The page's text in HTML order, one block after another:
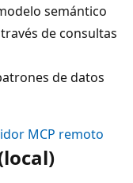
semántico
de consultas
de datos
MCP remoto